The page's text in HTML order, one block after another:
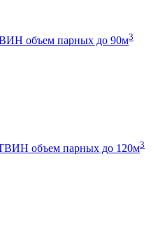
объем парных до 90м3
объем парных до 120м3